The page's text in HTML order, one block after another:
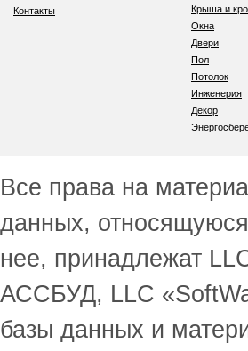
Контакты
Крыша и
Окна
Двери
Пол
Потолок
Инженерия
Декор
Все права на
данных,
нее, принадлежат
АССБУД, LLC
базы данных и